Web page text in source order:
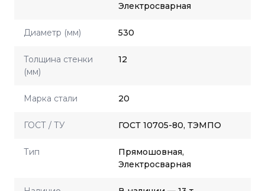
Электросварная
Диаметр (мм) 530
Толщина стенки
(мм)
12
Марка стали 20
ГОСТ / ТУ ГОСТ 10705-80, ТЭМПО
Тип
Прямошовная,
Электросварная